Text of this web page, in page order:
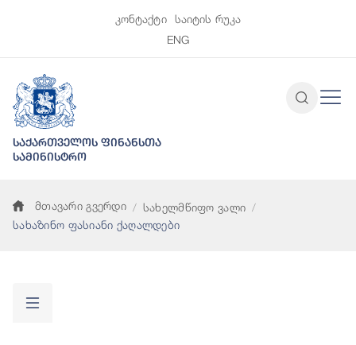
კონტაქტი
საიტის რუკა
ENG
საქართველოს ფინანსთა
სამინისტრო
მთავარი გვერდი
სახელმწიფო ვალი
სახაზინო ფასიანი ქაღალდები